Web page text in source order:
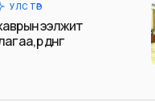
УЛС ТӨР
ээлжит
үр дүнг